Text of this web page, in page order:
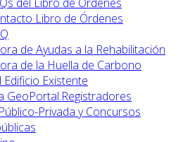
Libro de Órdenes
de Ayudas a la Rehabilitación
de la Huella de Carbono
Edificio Existente
GeoPortal.Registradores
Privada y Concursos